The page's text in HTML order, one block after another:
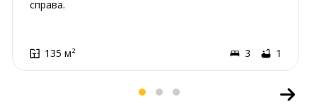
справа.
135 м² 3 1